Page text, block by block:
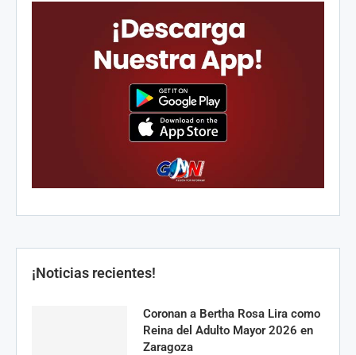
¡Noticias recientes!
Coronan a Bertha Rosa Lira como
Reina del Adulto Mayor 2026 en
Zaragoza